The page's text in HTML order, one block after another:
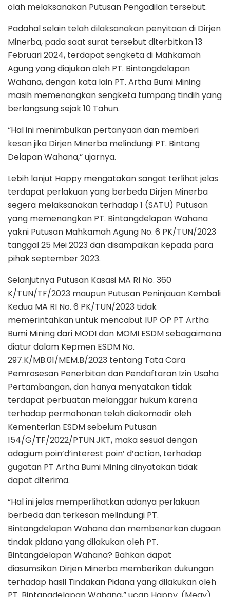
olah melaksanakan Putusan Pengadilan tersebut.
Padahal selain telah dilaksanakan penyitaan di Dirjen
Minerba, pada saat surat tersebut diterbitkan 13
Februari 2024, terdapat sengketa di Mahkamah
Agung yang diajukan oleh PT. Bintangdelapan
Wahana, dengan kata lain PT. Artha Bumi Mining
masih memenangkan sengketa tumpang tindih yang
berlangsung sejak 10 Tahun.
“Hal ini menimbulkan pertanyaan dan memberi
kesan jika Dirjen Minerba melindungi PT. Bintang
Delapan Wahana,” ujarnya.
Lebih lanjut Happy mengatakan sangat terlihat jelas
terdapat perlakuan yang berbeda Dirjen Minerba
segera melaksanakan terhadap 1 (SATU) Putusan
yang memenangkan PT. Bintangdelapan Wahana
yakni Putusan Mahkamah Agung No. 6 PK/TUN/2023
tanggal 25 Mei 2023 dan disampaikan kepada para
pihak september 2023.
Selanjutnya Putusan Kasasi MA RI No. 360
K/TUN/TF/2023 maupun Putusan Peninjauan Kembali
Kedua MA RI No. 6 PK/TUN/2023 tidak
memerintahkan untuk mencabut IUP OP PT Artha
Bumi Mining dari MODI dan MOMI ESDM sebagaimana
diatur dalam Kepmen ESDM No.
297.K/MB.01/MEM.B/2023 tentang Tata Cara
Pemrosesan Penerbitan dan Pendaftaran Izin Usaha
Pertambangan, dan hanya menyatakan tidak
terdapat perbuatan melanggar hukum karena
terhadap permohonan telah diakomodir oleh
Kementerian ESDM sebelum Putusan
154/G/TF/2022/PTUN.JKT, maka sesuai dengan
adagium poin’d’interest poin’ d’action, terhadap
gugatan PT Artha Bumi Mining dinyatakan tidak
dapat diterima.
“Hal ini jelas memperlihatkan adanya perlakuan
berbeda dan terkesan melindungi PT.
Bintangdelapan Wahana dan membenarkan dugaan
tindak pidana yang dilakukan oleh PT.
Bintangdelapan Wahana? Bahkan dapat
diasumsikan Dirjen Minerba memberikan dukungan
terhadap hasil Tindakan Pidana yang dilakukan oleh